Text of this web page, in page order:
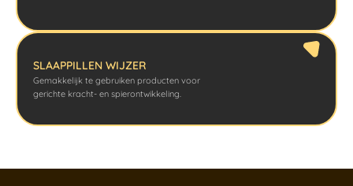
SLAAPPILLEN WIJZER
Gemakkelijk te gebruiken producten voor
gerichte kracht- en spierontwikkeling.